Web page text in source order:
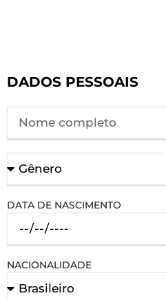
DADOS PESSOAIS
DATA DE NASCIMENTO
NACIONALIDADE